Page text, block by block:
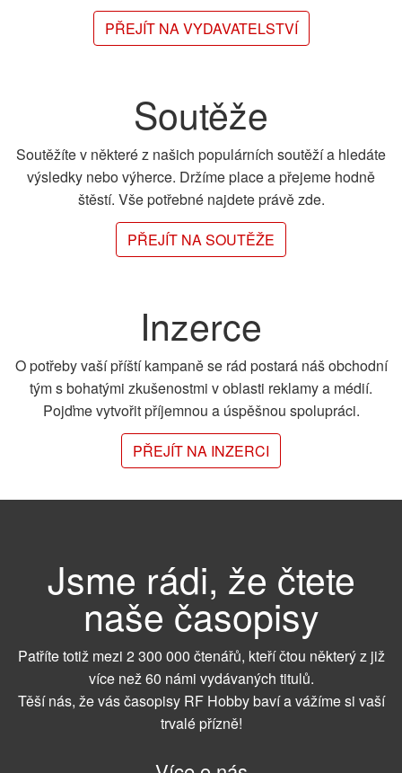
PŘEJÍT NA VYDAVATELSTVÍ
Soutěže
Soutěžíte v některé z našich populárních soutěží a hledáte
výsledky nebo výherce. Držíme place a přejeme hodně
štěstí. Vše potřebné najdete právě zde.
PŘEJÍT NA SOUTĚŽE
Inzerce
O potřeby vaší příští kampaně se rád postará náš obchodní
tým s bohatými zkušenostmi v oblasti reklamy a médií.
Pojďme vytvořit příjemnou a úspěšnou spolupráci.
PŘEJÍT NA INZERCI
Jsme rádi, že čtete
naše časopisy
Patříte totiž mezi 2 300 000 čtenářů, kteří čtou některý z již
více než 60 námi vydávaných titulů.
Těší nás, že vás časopisy RF Hobby baví a vážíme si vaší
trvalé přízně!